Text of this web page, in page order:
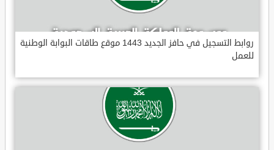
روابط التسجيل في حافز الجديد 1443 موقع طاقات البوابة الوطنية
للعمل